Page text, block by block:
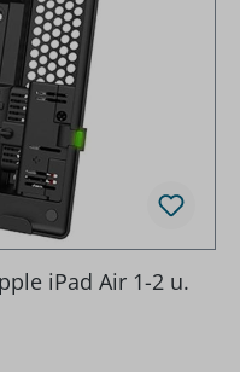
iPad Air 1-2 u.